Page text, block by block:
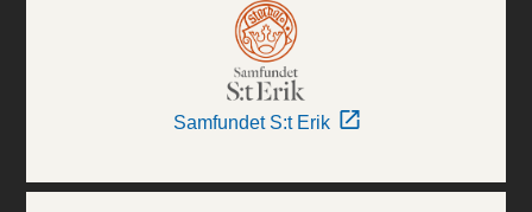
Samfundet S:t Erik